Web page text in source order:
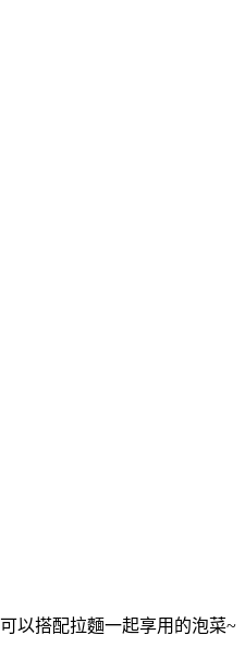
可以搭配拉麵一起享用的泡菜~